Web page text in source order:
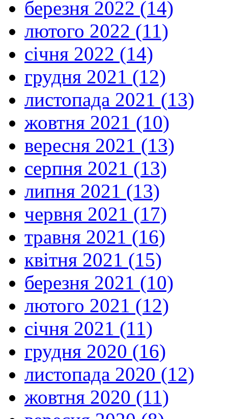
березня 2022 (14)
лютого 2022 (11)
січня 2022 (14)
грудня 2021 (12)
листопада 2021 (13)
жовтня 2021 (10)
вересня 2021 (13)
серпня 2021 (13)
липня 2021 (13)
червня 2021 (17)
травня 2021 (16)
квітня 2021 (15)
березня 2021 (10)
лютого 2021 (12)
січня 2021 (11)
грудня 2020 (16)
листопада 2020 (12)
жовтня 2020 (11)